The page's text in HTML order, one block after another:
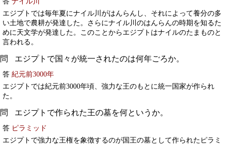
エジプトでは毎年夏にナイル川がはんらんし、それによって養分の多
い土地で農耕が発達した。さらにナイル川のはんらんの時期を知るた
めに天文学が発達した。このことからエジプトはナイルのたまものと
言われる。
エジプトで国々が統一されたのは何年ごろか。
答 紀元前3000年
エジプトでは紀元前3000年頃、強力な王のもとに統一国家が作られ
た。
エジプトで作られた王の墓を何というか。
答 ピラミッド
エジプトで強力な王権を象徴するのが国王の墓として作られたピラミ